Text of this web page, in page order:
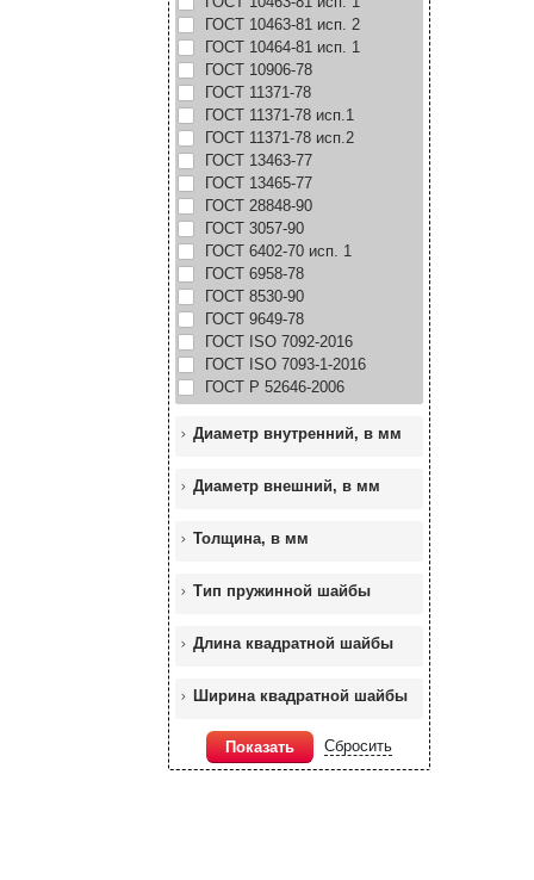
ГОСТ 10463-81 исп. 2
ГОСТ 10464-81 исп. 1
ГОСТ 10906-78
ГОСТ 11371-78
ГОСТ 11371-78 исп.1
ГОСТ 11371-78 исп.2
ГОСТ 13463-77
ГОСТ 13465-77
ГОСТ 28848-90
ГОСТ 3057-90
ГОСТ 6402-70 исп. 1
ГОСТ 6958-78
ГОСТ 8530-90
ГОСТ 9649-78
ГОСТ ISO 7092-2016
ГОСТ ISO 7093-1-2016
ГОСТ Р 52646-2006
Диаметр внутренний, в мм
Диаметр внешний, в мм
Толщина, в мм
Тип пружинной шайбы
Длина квадратной шайбы
Ширина квадратной шайбы
Показать Сбросить